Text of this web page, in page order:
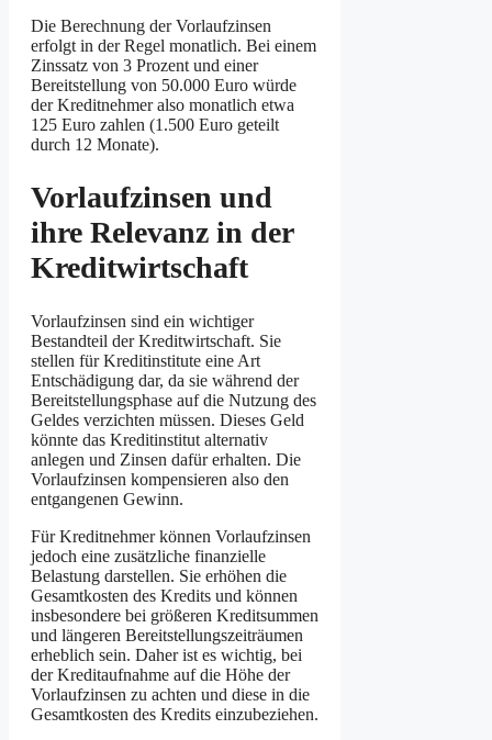
Die Berechnung der Vorlaufzinsen
erfolgt in der Regel monatlich. Bei einem
Zinssatz von 3 Prozent und einer
Bereitstellung von 50.000 Euro würde
der Kreditnehmer also monatlich etwa
125 Euro zahlen (1.500 Euro geteilt
durch 12 Monate).
Vorlaufzinsen und
ihre Relevanz in der
Kreditwirtschaft
Vorlaufzinsen sind ein wichtiger
Bestandteil der Kreditwirtschaft. Sie
stellen für Kreditinstitute eine Art
Entschädigung dar, da sie während der
Bereitstellungsphase auf die Nutzung des
Geldes verzichten müssen. Dieses Geld
könnte das Kreditinstitut alternativ
anlegen und Zinsen dafür erhalten. Die
Vorlaufzinsen kompensieren also den
entgangenen Gewinn.
Für Kreditnehmer können Vorlaufzinsen
jedoch eine zusätzliche finanzielle
Belastung darstellen. Sie erhöhen die
Gesamtkosten des Kredits und können
insbesondere bei größeren Kreditsummen
und längeren Bereitstellungszeiträumen
erheblich sein. Daher ist es wichtig, bei
der Kreditaufnahme auf die Höhe der
Vorlaufzinsen zu achten und diese in die
Gesamtkosten des Kredits einzubeziehen.